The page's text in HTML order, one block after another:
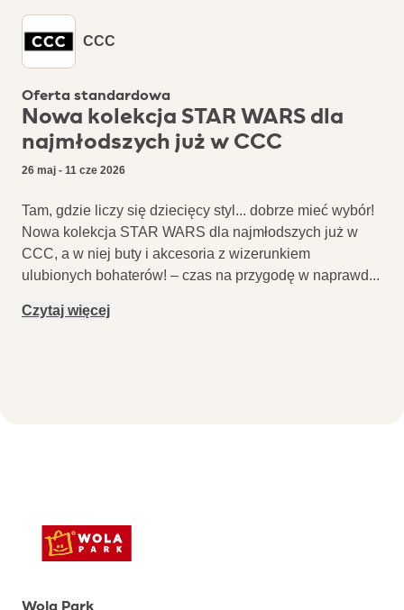
CCC
Oferta standardowa
Nowa kolekcja STAR WARS dla
najmłodszych już w CCC
26 maj - 11 cze 2026
Tam, gdzie liczy się dziecięcy styl... dobrze mieć wybór!
Nowa kolekcja STAR WARS dla najmłodszych już w
CCC, a w niej buty i akcesoria z wizerunkiem
ulubionych bohaterów! – czas na przygodę w naprawd...
Czytaj więcej
Wola Park